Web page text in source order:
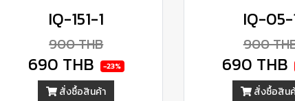
IQ-151-1
900 THB
690 THB -23%
สั่งซื้อสินค้า
IQ-05-
900
690 THB
สั่งซื้อสิน